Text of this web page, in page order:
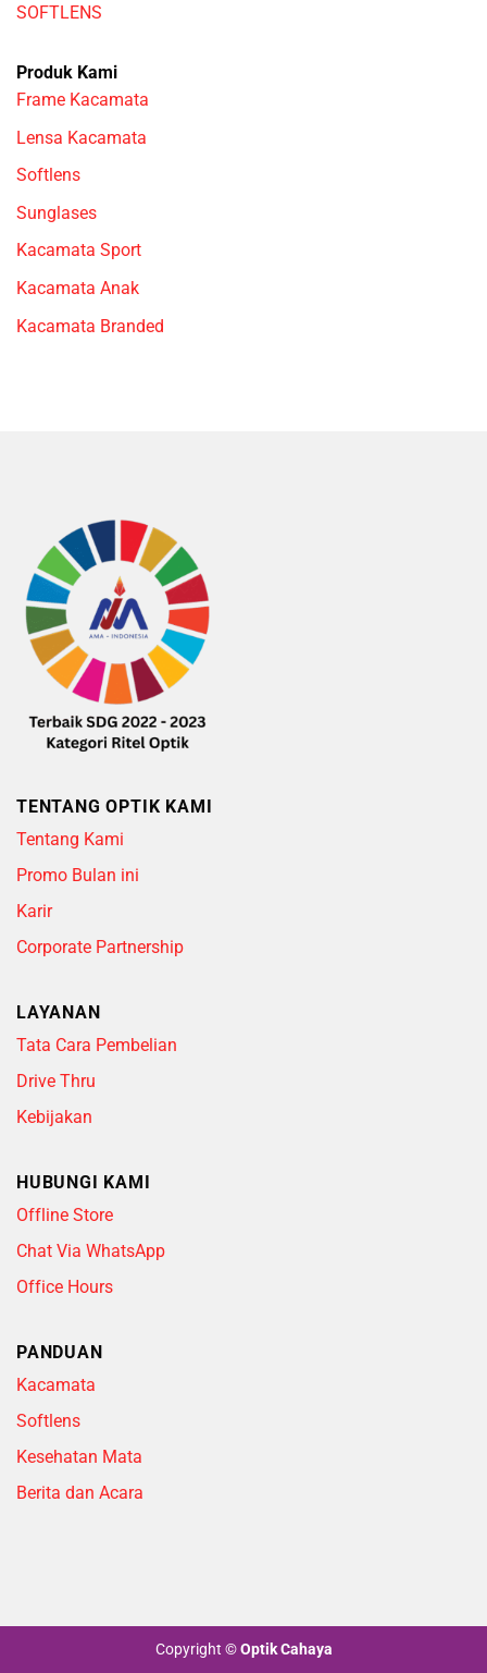
SOFTLENS
Produk Kami
Frame Kacamata
Lensa Kacamata
Softlens
Sunglases
Kacamata Sport
Kacamata Anak
Kacamata Branded
TENTANG OPTIK KAMI
Tentang Kami
Promo Bulan ini
Karir
Corporate Partnership
LAYANAN
Tata Cara Pembelian
Drive Thru
Kebijakan
HUBUNGI KAMI
Offline Store
Chat Via WhatsApp
Office Hours
PANDUAN
Kacamata
Softlens
Kesehatan Mata
Berita dan Acara
Copyright ©Optik Cahaya